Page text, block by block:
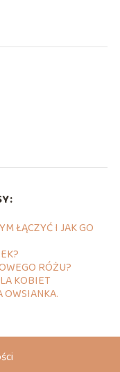
ŁĄCZYĆ I JAK GO
RÓŻU?
KOBIET